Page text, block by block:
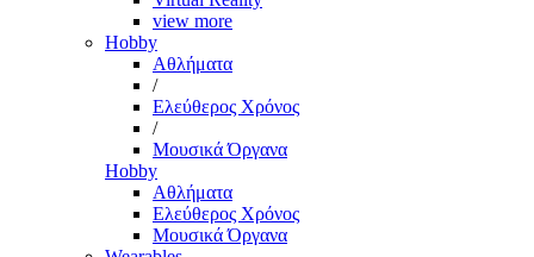
view more
Hobby
Αθλήματα
/
Ελεύθερος Χρόνος
/
Μουσικά Όργανα
Hobby
Αθλήματα
Ελεύθερος Χρόνος
Μουσικά Όργανα